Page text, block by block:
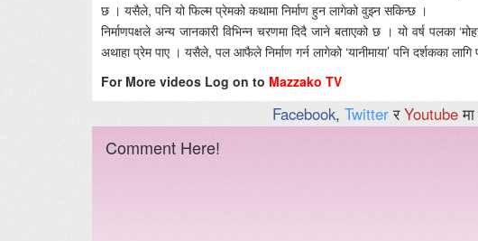
छ । यसैले, पनि यो फिल्म प्रेमको कथामा निर्माण हुन लागेको वुझ्न सकिन्छ ।
निर्माणपक्षले अन्य जानकारी विभिन्न चरणमा दिदै जाने बताएको छ । यो वर्ष
अथाहा प्रेम पाए । यसैले, पल आफैले निर्माण गर्न लागेको ‘यानीमाया’ पनि दर्शकका लागि
For More videos Log on to Mazzako TV
Facebook, TwitterरYoutube
Comment Here!